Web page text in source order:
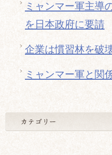
ミャンマー軍主導
を日本政府に要請
企業は慣習林を破
ミャンマー軍と関